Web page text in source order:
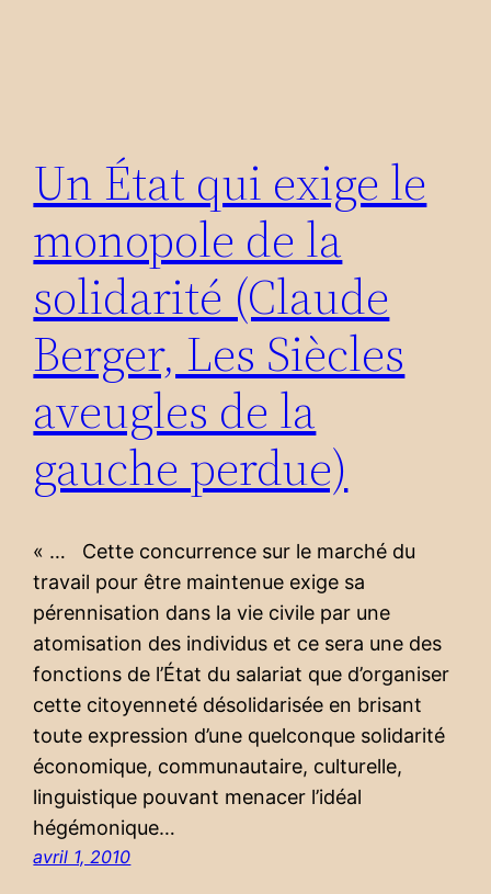
Un État qui exige le
monopole de la
solidarité (Claude
Berger, Les Siècles
aveugles de la
gauche perdue)
« … Cette concurrence sur le marché du
travail pour être maintenue exige sa
pérennisation dans la vie civile par une
atomisation des individus et ce sera une des
fonctions de l’État du salariat que d’organiser
cette citoyenneté désolidarisée en brisant
toute expression d’une quelconque solidarité
économique, communautaire, culturelle,
linguistique pouvant menacer l’idéal
hégémonique…
avril 1, 2010